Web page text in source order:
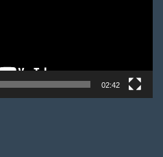
02:42